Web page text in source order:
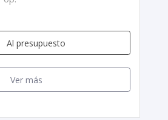
Al presupuesto
Ver más